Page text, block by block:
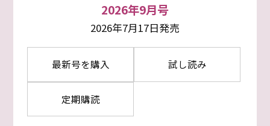
2026年9月号
2026年7月17日発売
最新号を購入 試し読み
定期購読